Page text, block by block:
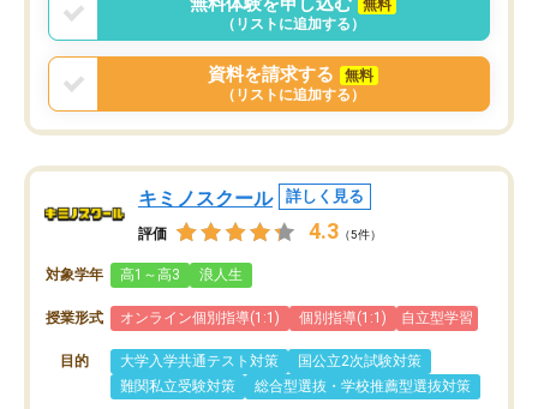
まりに短期での変更だった為、塾に通
う事にして退会しました。遅れも取り
戻せ、授業内容や講師の方は良かった
と思います。
無料
（リストに追加する）
資料を請求する
無料
（リストに追加する）
キミノスクール 詳しく見る
評価 4.3 （5件）
対象学年 高1～高3 浪人生
授業形式 オンライン個別指導(1:1) 個別指導(1:1) 自立型学習
目的 大学入学共通テスト対策
国公立2次試験対策
難関私立受験対策
総合型選抜・学校推薦型選抜対策